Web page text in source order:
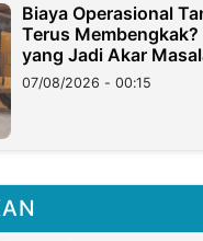
Biaya Operasional
Terus
yang Jadi Akar
07/08/2026 - 00:15